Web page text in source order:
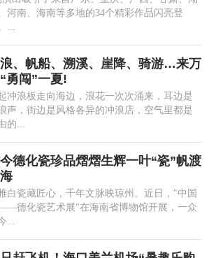
河南、海南等多地的34个精彩作品闪亮登
...
、帆船、溯溪、崖降、骑游…来万
勇闯”一夏!
冲浪板走向海边，浪花一次次涌来，耳边是
声，街边是风格各异的冲浪店，空气里都是
的...
德化瓷珍品熠熠生辉一叶“瓷”帆渡
白瓷藏匠心，千年文脉映琼州。近日，"中国
德化瓷艺术展"在海南省博物馆开展，一众
...